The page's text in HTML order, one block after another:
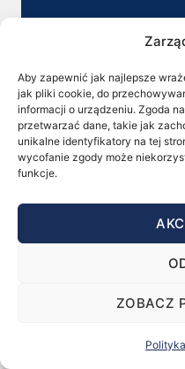
Aby zapewnić jak najlepsze
jak pliki cookie, do
informacji o urządzeniu. Zgoda
przetwarzać dane, takie jak
unikalne identyfikatory na tej
wycofanie zgody może
funkcje.
ZOBACZ
i founderów
ZOBACZ
CHECK OUT